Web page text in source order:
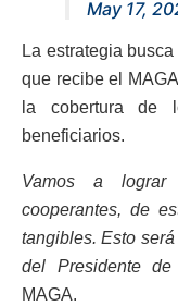
May 17,
La estrategia
que recibe el
la cobertura de
beneficiarios.
Vamos a
cooperantes, de
tangibles. Esto
del Presidente
de
MAGA.